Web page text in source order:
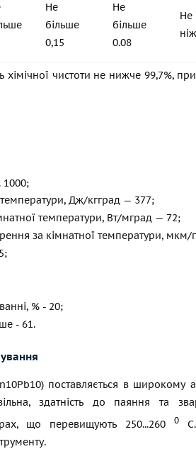
Не
більше
0,15
Не
більше
0.08
хімічної чистоти не нижче 99,7%,
1000;
Дж/кгград — 377;
температури, Вт/мград — 72;
за кімнатної температури, мкм/
% - 20;
- 61.
поставляється в широкому
здатність до паяння та
що перевищують 250...260
0С.